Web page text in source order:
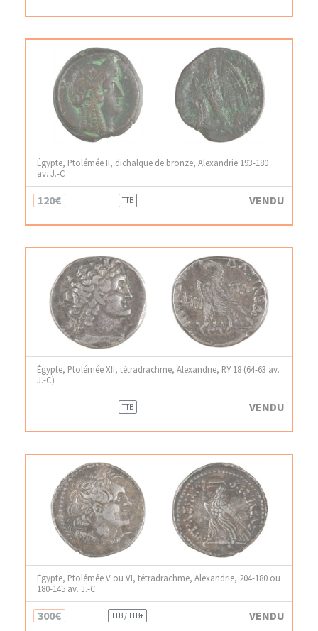
Égypte, Ptolémée II, dichalque de bronze, Alexandrie 193-180
av. J.-C
120€ TTB VENDU
Égypte, Ptolémée XII, tétradrachme, Alexandrie, RY 18 (64-63 av.
J.-C)
TTB VENDU
Égypte, Ptolémée V ou VI, tétradrachme, Alexandrie, 204-180 ou
180-145 av. J.-C.
300€ TTB / TTB+ VENDU